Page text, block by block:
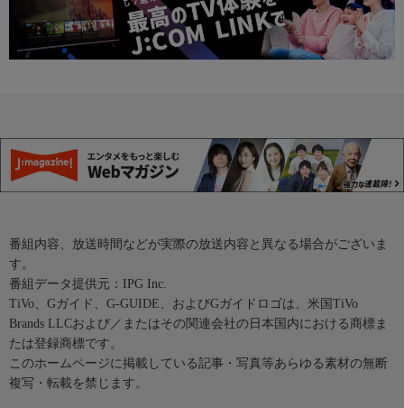
番組内容、放送時間などが実際の放送内容と異なる場合がございま
す。
番組データ提供元：IPG Inc.
TiVo、Gガイド、G-GUIDE、およびGガイドロゴは、米国TiVo
Brands LLCおよび／またはその関連会社の日本国内における商標ま
たは登録商標です。
このホームページに掲載している記事・写真等あらゆる素材の無断
複写・転載を禁じます。